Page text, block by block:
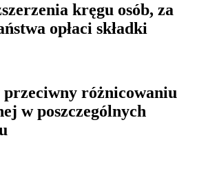
kręgu osób, za
opłaci składki
różnicowaniu
w poszczególnych